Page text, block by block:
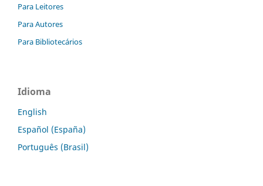
Para Leitores
Para Autores
Para Bibliotecários
Idioma
English
Español (España)
Português (Brasil)